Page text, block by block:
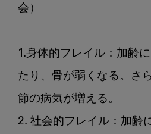
会）
1.身体的フレイル：加齢
たり、骨が弱くなる。さ
節の病気が増える。
2. 社会的フレイル：加齢